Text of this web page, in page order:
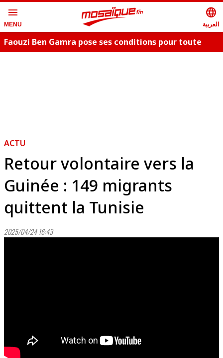
menu
MENU
language
العربية
Faouzi Ben Gamra pose ses conditions pour toute
ACTU
Retour volontaire vers la
Guinée : 149 migrants
quittent la Tunisie
2025/04/24 16:43